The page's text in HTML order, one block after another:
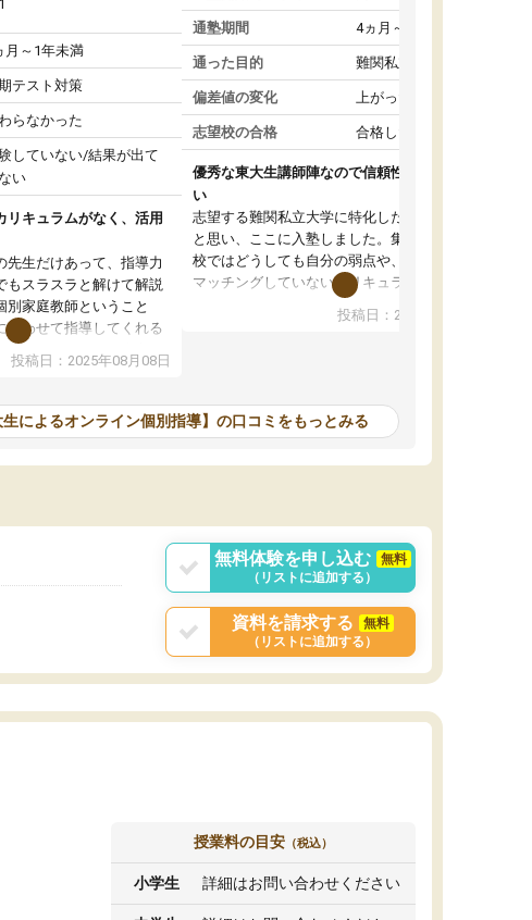
月～1年未満
テスト対策
らなかった
していない/結果が出て
い
リキュラムがなく、活用
先生だけあって、指導力
もスラスラと解けて解説
別家庭教師ということ
合わせて指導してくれる
キュラムがない。当方
をするため、学校の教科
の時間を使って進められる
それであれば自学自習で
方が分からず辞めること
投稿日：2025年08月08日
通塾期間 4ヵ月～1年未満
通った目的 難関私立受験対策
偏差値の変化 上がった
志望校の合格 合格した
優秀な東大生講師陣なので信頼性や安心感が高
い
志望する難関私立大学に特化した準備をしたい
と思い、ここに入塾しました。集団指導の予備
校ではどうしても自分の弱点や、志望校対策に
マッチングしていないカリキュラムに不安を感
また受験のノウハウを蓄積している優秀な東大
ツーマン指導によって、自分の志望校にふさわ
しいオリジナルのカリキュラムを提案してくれ
と感じました。
投稿日：2024年02月19日
生によるオンライン個別指導】の口コミをもっとみる
無料体験を申し込む
無料
（リストに追加する）
資料を請求する
無料
（リストに追加する）
授業料の目安 （税込）
小学生 詳細はお問い合わせください